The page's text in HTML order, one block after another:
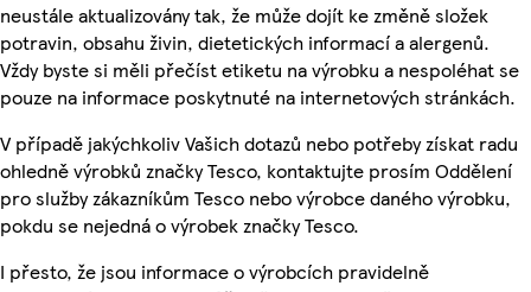
neustále aktualizovány tak, že může dojít ke změně složek
potravin, obsahu živin, dietetických informací a alergenů.
Vždy byste si měli přečíst etiketu na výrobku a nespoléhat se
pouze na informace poskytnuté na internetových stránkách.
V případě jakýchkoliv Vašich dotazů nebo potřeby získat radu
ohledně výrobků značky Tesco, kontaktujte prosím Oddělení
pro služby zákazníkům Tesco nebo výrobce daného výrobku,
pokdu se nejedná o výrobek značky Tesco.
I přesto, že jsou informace o výrobcích pravidelně